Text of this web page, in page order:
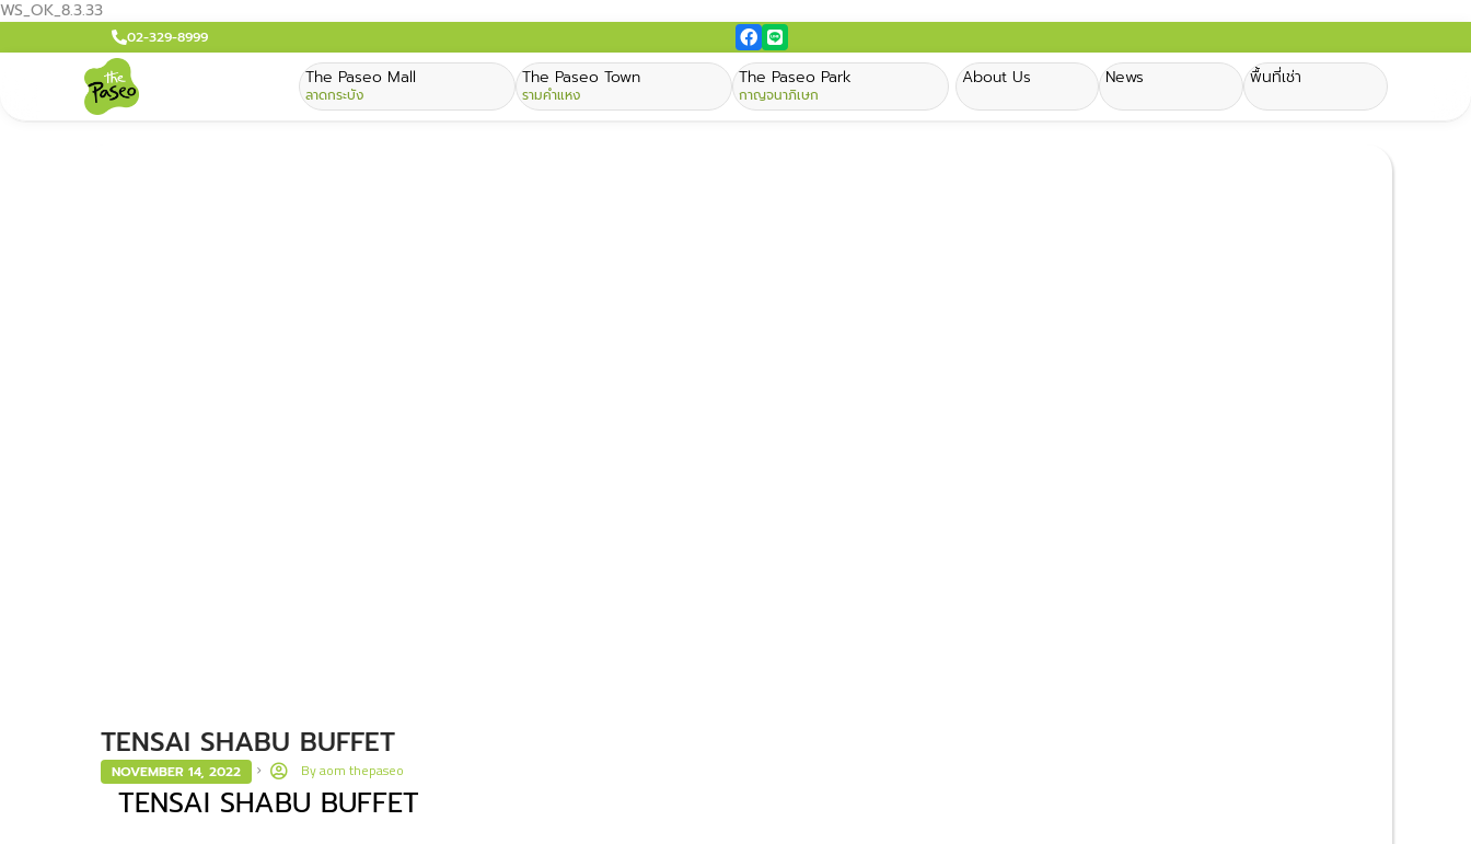
WS_OK_8.3.33
02-329-8999
The Paseo Mall
ลาดกระบัง
The Paseo Town
รามคำแหง
The Paseo Park
กาญจนาภิเษก
About Us News พื้นที่เช่า
TENSAI SHABU BUFFET
NOVEMBER 14, 2022 Byaom thepaseo
TENSAI SHABU BUFFET